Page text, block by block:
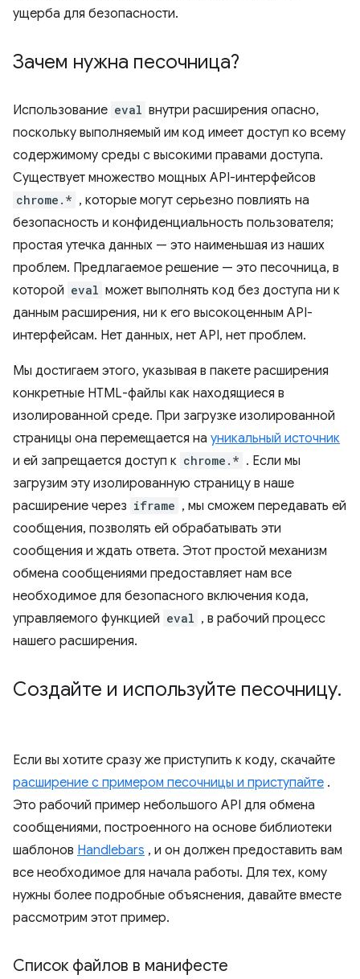
ущерба для безопасности.
Зачем нужна песочница?
Использование eval внутри расширения опасно,
поскольку выполняемый им код имеет доступ ко всему
содержимому среды с высокими правами доступа.
Существует множество мощных API-интерфейсов
chrome.* , которые могут серьезно повлиять на
безопасность и конфиденциальность пользователя;
простая утечка данных — это наименьшая из наших
проблем. Предлагаемое решение — это песочница, в
которой eval может выполнять код без доступа ни к
данным расширения, ни к его высокоценным API-
интерфейсам. Нет данных, нет API, нет проблем.
Мы достигаем этого, указывая в пакете расширения
конкретные HTML-файлы как находящиеся в
изолированной среде. При загрузке изолированной
страницы она перемещается на уникальный источник
и ей запрещается доступ к chrome.* . Если мы
загрузим эту изолированную страницу в наше
расширение через iframe , мы сможем передавать ей
сообщения, позволять ей обрабатывать эти
сообщения и ждать ответа. Этот простой механизм
обмена сообщениями предоставляет нам все
необходимое для безопасного включения кода,
управляемого функцией eval , в рабочий процесс
нашего расширения.
Создайте и используйте песочницу.
Если вы хотите сразу же приступить к коду, скачайте
расширение с примером песочницы и приступайте .
Это рабочий пример небольшого API для обмена
сообщениями, построенного на основе библиотеки
шаблонов Handlebars , и он должен предоставить вам
все необходимое для начала работы. Для тех, кому
нужны более подробные объяснения, давайте вместе
рассмотрим этот пример.
Список файлов в манифесте